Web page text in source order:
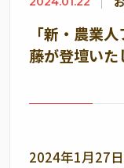
「新・農業
藤が登壇いた
2024年1月27